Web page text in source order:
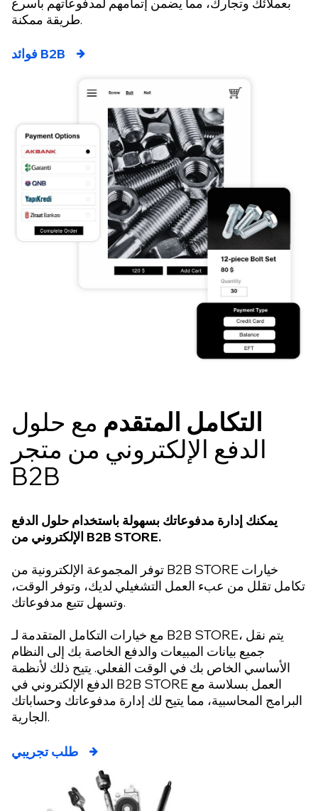
طريقة ممكنة.
فوائد B2B
التكامل المتقدم مع حلول
الدفع الإلكتروني من متجر
B2B
يمكنك إدارة مدفوعاتك بسهولة باستخدام حلول الدفع
الإلكتروني من B2B STORE.
توفر المجموعة الإلكترونية من B2B STORE خيارات
تكامل تقلل من عبء العمل التشغيلي لديك، وتوفر الوقت،
وتسهل تتبع مدفوعاتك.
مع خيارات التكامل المتقدمة لـ B2B STORE، يتم نقل
جميع بيانات المبيعات والدفع الخاصة بك إلى النظام
الأساسي الخاص بك في الوقت الفعلي. يتيح ذلك لأنظمة
الدفع الإلكتروني في B2B STORE العمل بسلاسة مع
البرامج المحاسبية، مما يتيح لك إدارة مدفوعاتك وحساباتك
الجارية.
طلب تجريبي